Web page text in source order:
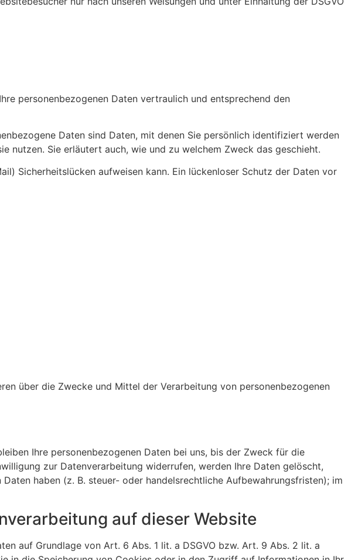
personenbezogenen Daten vertraulich und entsprechend den
Daten sind Daten, mit denen Sie persönlich identifiziert werden
nutzen. Sie erläutert auch, wie und zu welchem Zweck das geschieht.
Sicherheitslücken aufweisen kann. Ein lückenloser Schutz der Daten vor
über die Zwecke und Mittel der Verarbeitung von personenbezogenen
Ihre personenbezogenen Daten bei uns, bis der Zweck für die
zur Datenverarbeitung widerrufen, werden Ihre Daten gelöscht,
haben (z. B. steuer- oder handelsrechtliche Aufbewahrungsfristen); im
auf dieser Website
auf Grundlage von Art. 6 Abs. 1 lit. a DSGVO bzw. Art. 9 Abs. 2 lit. a